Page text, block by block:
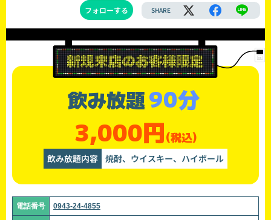
フォローする SHARE
飲み放題90分
3,000円(税込)
飲み放題内容 焼酎、ウイスキー、ハイボール
電話番号 0943-24-4855